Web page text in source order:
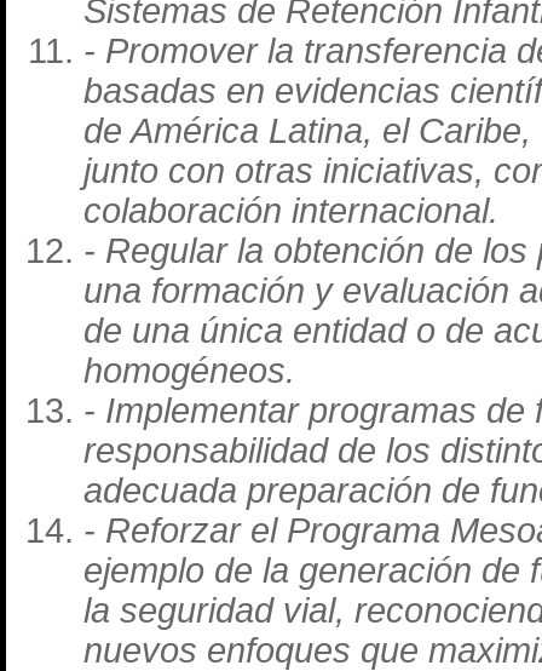
Sistemas de Retención
- Promover la transferencia
basadas en evidencias
de América Latina, el
junto con otras iniciativas,
colaboración internacional.
- Regular la obtención de
una formación y evaluación
de una única entidad o de
homogéneos.
- Implementar programas
responsabilidad de los
adecuada preparación de
- Reforzar el Programa
ejemplo de la generación de
la seguridad vial,
nuevos enfoques que